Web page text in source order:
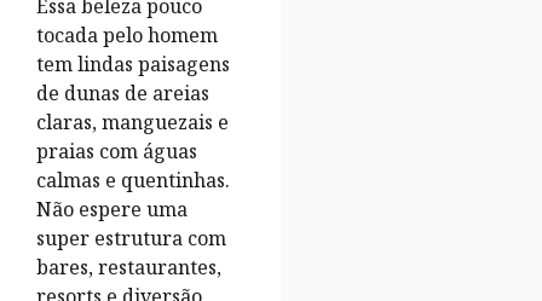
Essa beleza pouco
tocada pelo homem
tem lindas paisagens
de dunas de areias
claras, manguezais e
praias com águas
calmas e quentinhas.
Não espere uma
super estrutura com
bares, restaurantes,